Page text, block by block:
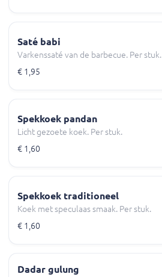
Saté babi
Varkenssaté van de barbecue. Per stuk.
€ 1,95
Spekkoek pandan
Licht gezoete koek. Per stuk.
€ 1,60
Spekkoek traditioneel
Koek met speculaas smaak. Per stuk.
€ 1,60
Dadar gulung